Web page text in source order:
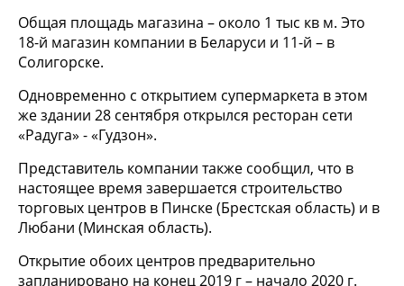
Общая площадь магазина – около 1 тыс кв м. Это
18-й магазин компании в Беларуси и 11-й – в
Солигорске.
Одновременно с открытием супермаркета в этом
же здании 28 сентября открылся ресторан сети
«Радуга» - «Гудзон».
Представитель компании также сообщил, что в
настоящее время завершается строительство
торговых центров в Пинске (Брестская область) и в
Любани (Минская область).
Открытие обоих центров предварительно
запланировано на конец 2019 г – начало 2020 г.